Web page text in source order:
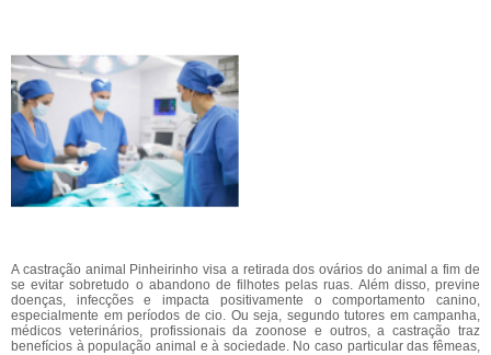
A castração animal Pinheirinho visa a retirada dos ovários do animal a fim de
se evitar sobretudo o abandono de filhotes pelas ruas. Além disso, previne
doenças, infecções e impacta positivamente o comportamento canino,
especialmente em períodos de cio. Ou seja, segundo tutores em campanha,
médicos veterinários, profissionais da zoonose e outros, a castração traz
benefícios à população animal e à sociedade. No caso particular das fêmeas,